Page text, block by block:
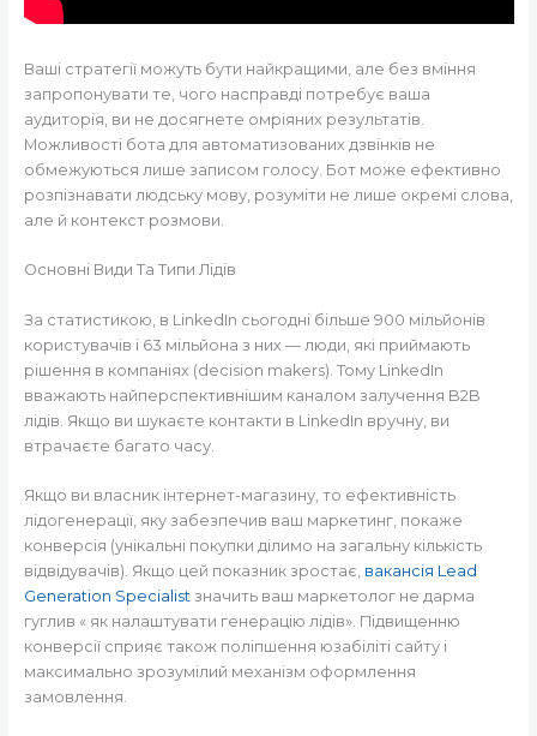
Ваші стратегії можуть бути найкращими, але без вміння
запропонувати те, чого насправді потребує ваша
аудиторія, ви не досягнете омріяних результатів.
Можливості бота для автоматизованих дзвінків не
обмежуються лише записом голосу. Бот може ефективно
розпізнавати людську мову, розуміти не лише окремі слова,
але й контекст розмови.
Основні Види Та Типи Лідів
За статистикою, в LinkedIn сьогодні більше 900 мільйонів
користувачів і 63 мільйона з них — люди, які приймають
рішення в компаніях (decision makers). Тому LinkedIn
вважають найперспективнішим каналом залучення B2B
лідів. Якщо ви шукаєте контакти в LinkedIn вручну, ви
втрачаєте багато часу.
Якщо ви власник інтернет-магазину, то ефективність
лідогенерації, яку забезпечив ваш маркетинг, покаже
конверсія (унікальні покупки ділимо на загальну кількість
відвідувачів). Якщо цей показник зростає, вакансія Lead
Generation Specialist значить ваш маркетолог не дарма
гуглив « як налаштувати генерацію лідів». Підвищенню
конверсії сприяє також поліпшення юзабіліті сайту і
максимально зрозумілий механізм оформлення
замовлення.